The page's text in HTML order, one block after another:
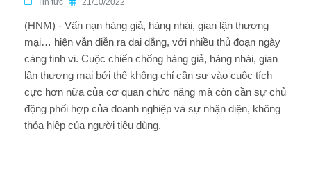
Tin tức 21/10/2022
(HNM) - Vấn nạn hàng giả, hàng nhái, gian lận thương
mại… hiện vẫn diễn ra dai dẳng, với nhiều thủ đoạn ngày
càng tinh vi. Cuộc chiến chống hàng giả, hàng nhái, gian
lận thương mại bởi thế không chỉ cần sự vào cuộc tích
cực hơn nữa của cơ quan chức năng mà còn cần sự chủ
động phối hợp của doanh nghiệp và sự nhận diện, không
thỏa hiệp của người tiêu dùng.